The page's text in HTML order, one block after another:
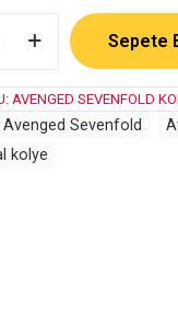
Sepete
AVENGED SEVENFOLD
Avenged Sevenfold
kolye